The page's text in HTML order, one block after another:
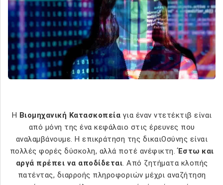
Η Βιομηχανική Κατασκοπεία για έναν ντετέκτιβ είναι
από μόνη της ένα κεφάλαιο στις έρευνες που
αναλαμβάνουμε. Η επικράτηση της δικαιΟσύνης είναι
πολλές φορές δύσκολη, αλλά ποτέ ανέφικτη.Έστω και
αργά πρέπει να αποδίδεται . Από ζητήματα κλοπής
πατέντας, διαρροής πληροφοριών μέχρι αναζήτηση